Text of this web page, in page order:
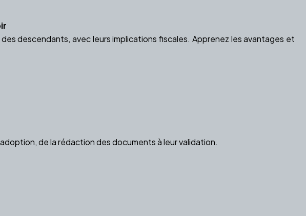
descendants, avec leurs implications fiscales. Apprenez les avantages et
de la rédaction des documents à leur validation.